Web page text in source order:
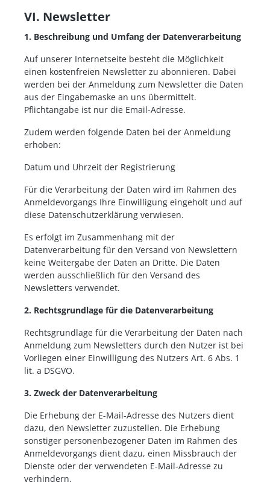
VI. Newsletter
1. Beschreibung und Umfang der Datenverarbeitung
Auf unserer Internetseite besteht die Möglichkeit
einen kostenfreien Newsletter zu abonnieren. Dabei
werden bei der Anmeldung zum Newsletter die Daten
aus der Eingabemaske an uns übermittelt.
Pflichtangabe ist nur die Email-Adresse.
Zudem werden folgende Daten bei der Anmeldung
erhoben:
Datum und Uhrzeit der Registrierung
Für die Verarbeitung der Daten wird im Rahmen des
Anmeldevorgangs Ihre Einwilligung eingeholt und auf
diese Datenschutzerklärung verwiesen.
Es erfolgt im Zusammenhang mit der
Datenverarbeitung für den Versand von Newslettern
keine Weitergabe der Daten an Dritte. Die Daten
werden ausschließlich für den Versand des
Newsletters verwendet.
2. Rechtsgrundlage für die Datenverarbeitung
Rechtsgrundlage für die Verarbeitung der Daten nach
Anmeldung zum Newsletters durch den Nutzer ist bei
Vorliegen einer Einwilligung des Nutzers Art. 6 Abs. 1
lit. a DSGVO.
3. Zweck der Datenverarbeitung
Die Erhebung der E-Mail-Adresse des Nutzers dient
dazu, den Newsletter zuzustellen. Die Erhebung
sonstiger personenbezogener Daten im Rahmen des
Anmeldevorgangs dient dazu, einen Missbrauch der
Dienste oder der verwendeten E-Mail-Adresse zu
verhindern.